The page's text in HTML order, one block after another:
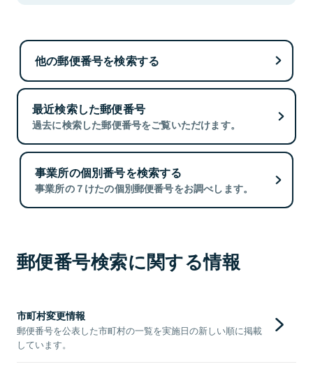
他の郵便番号を検索する
最近検索した郵便番号
過去に検索した郵便番号をご覧いただけます。
事業所の個別番号を検索する
事業所の７けたの個別郵便番号をお調べします。
郵便番号検索に関する情報
市町村変更情報
郵便番号を公表した市町村の一覧を実施日の新しい順に掲載
しています。